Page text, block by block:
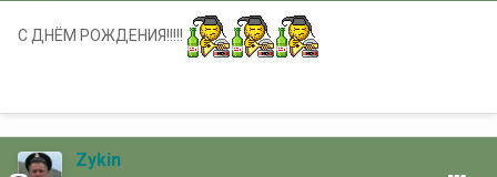
С ДНЁМ РОЖДЕНИЯ!!!!!
Zykin